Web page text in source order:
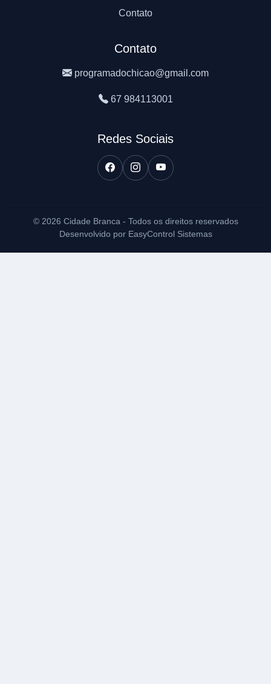
Contato
Contato
programadochicao@gmail.com
67 984113001
Redes Sociais
© 2026 Cidade Branca - Todos os direitos reservados
Desenvolvido por EasyControl Sistemas